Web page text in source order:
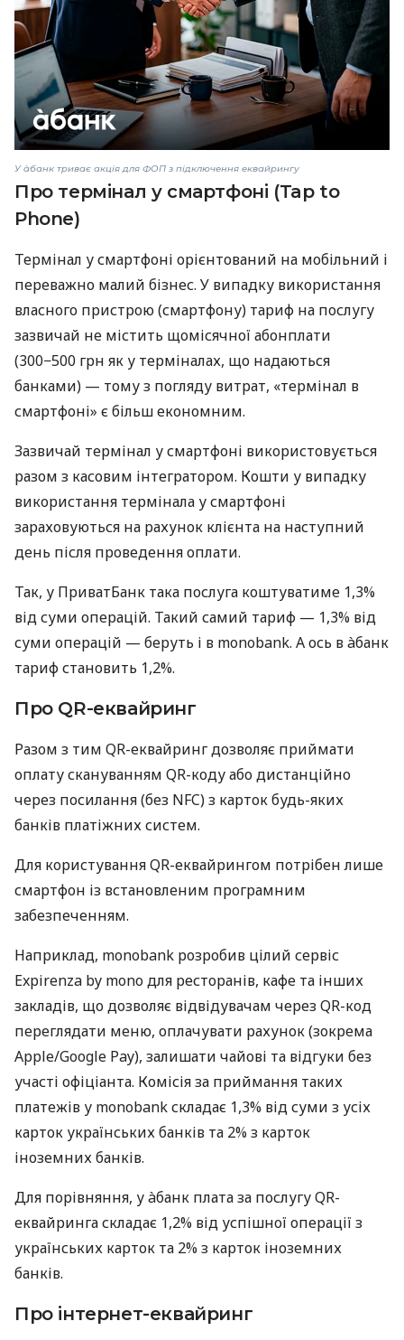
У àбанк триває акція для ФОП з підключення еквайрингу
Про термінал у смартфоні (Tap to
Phone)
Термінал у смартфоні орієнтований на мобільний і
переважно малий бізнес. У випадку використання
власного пристрою (смартфону) тариф на послугу
зазвичай не містить щомісячної абонплати
(300−500 грн як у терміналах, що надаються
банками) — тому з погляду витрат, «термінал в
смартфоні» є більш економним.
Зазвичай термінал у смартфоні використовується
разом з касовим інтегратором. Кошти у випадку
використання термінала у смартфоні
зараховуються на рахунок клієнта на наступний
день після проведення оплати.
Так, у ПриватБанк така послуга коштуватиме 1,3%
від суми операцій. Такий самий тариф — 1,3% від
суми операцій — беруть і в monobank. А ось в àбанк
тариф становить 1,2%.
Про QR-еквайринг
Разом з тим QR-еквайринг дозволяє приймати
оплату скануванням QR-коду або дистанційно
через посилання (без NFC) з карток будь-яких
банків платіжних систем.
Для користування QR-еквайрингом потрібен лише
смартфон із встановленим програмним
забезпеченням.
Наприклад, monobank розробив цілий сервіс
Expirenza by mono для ресторанів, кафе та інших
закладів, що дозволяє відвідувачам через QR-код
переглядати меню, оплачувати рахунок (зокрема
Apple/Google Pay), залишати чайові та відгуки без
участі офіціанта. Комісія за приймання таких
платежів у monobank складає 1,3% від суми з усіх
карток українських банків та 2% з карток
іноземних банків.
Для порівняння, у àбанк плата за послугу QR-
еквайринга складає 1,2% від успішної операції з
українських карток та 2% з карток іноземних
банків.
Про інтернет-еквайринг